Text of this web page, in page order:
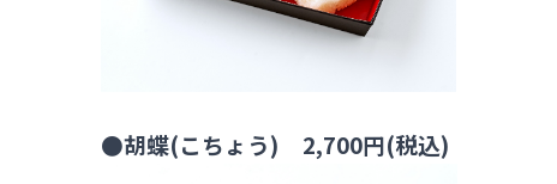
●胡蝶(こちょう) 2,700円(税込)